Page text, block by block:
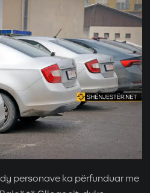
personave ka përfunduar me